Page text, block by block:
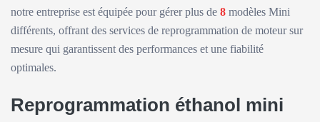
notre entreprise est équipée pour gérer plus de 8 modèles Mini
différents, offrant des services de reprogrammation de moteur sur
mesure qui garantissent des performances et une fiabilité
optimales.
Reprogrammation éthanol mini